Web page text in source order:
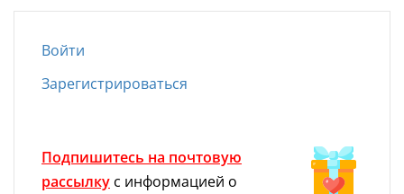
Войти
Зарегистрироваться
Подпишитесь на почтовую
рассылку с информацией о